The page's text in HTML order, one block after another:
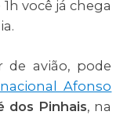
você já chega
de avião, pode
Afonso
dos Pinhais, na